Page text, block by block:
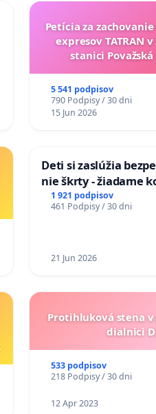
Petícia za
expresov TATRAN
stanici
5 541 podpisov
790 Podpisy / 30 dni
15 Jun 2026
Deti si zaslúžia
nie škrty - žiadame
opatrenia na
školstve
1 921 podpisov
461 Podpisy / 30 dni
21 Jun 2026
Protihluková stena
dialnici
533 podpisov
218 Podpisy / 30 dni
12 Apr 2023